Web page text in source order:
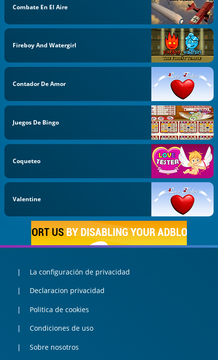
Combate En El Aire
Fireboy And Watergirl
Contador De Amor
Juegos De Bingo
Coqueteo
Valentine
La configuración de privacidad
Declaracion privacidad
Politica de cookies
Condiciones de uso
Sobre nosotros